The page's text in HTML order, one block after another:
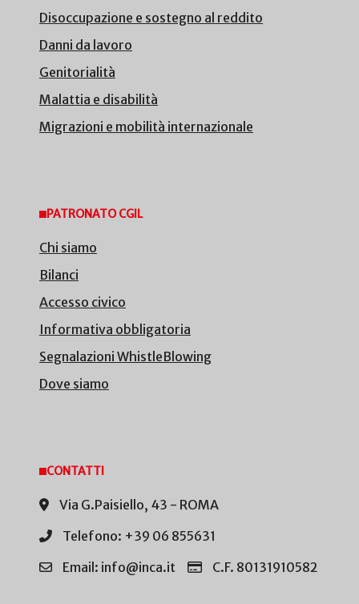
Disoccupazione e sostegno al reddito
Danni da lavoro
Genitorialità
Malattia e disabilità
Migrazioni e mobilità internazionale
PATRONATO CGIL
Chi siamo
Bilanci
Accesso civico
Informativa obbligatoria
Segnalazioni WhistleBlowing
Dove siamo
CONTATTI
Via G.Paisiello, 43 - ROMA
Telefono: +39 06 855631
Email: info@inca.it
C.F. 80131910582